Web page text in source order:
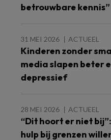
betrouwbare kennis”
31 MEI 2026 ACTUEEL
Kinderen zonder
media slapen beter
depressief
28 MEI 2026 ACTUEEL
“Dit hoort er niet
hulp bij grenzen